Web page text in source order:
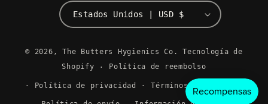
Estados Unidos | USD $
de
© 2026,The Butters Hygienics Co.
Tecnología de
Shopify
Política de reembolso
Política de privacidad Términos del servicio